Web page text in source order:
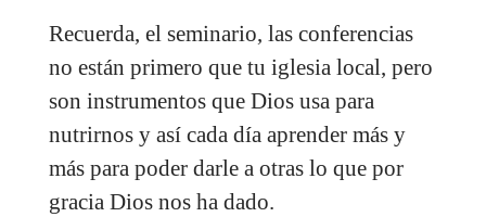
Recuerda, el seminario, las conferencias
no están primero que tu iglesia local, pero
son instrumentos que Dios usa para
nutrirnos y así cada día aprender más y
más para poder darle a otras lo que por
gracia Dios nos ha dado.